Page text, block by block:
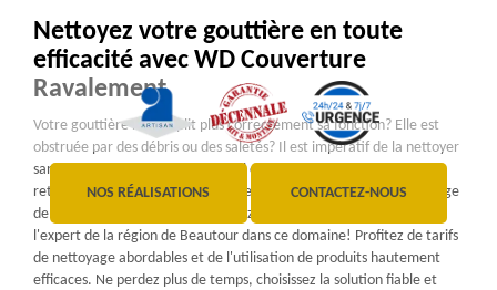
NOS RÉALISATIONS CONTACTEZ-NOUS
Nettoyez votre gouttière en toute
efficacité avec WD Couverture
Ravalement
Votre gouttière ne remplit plus correctement sa fonction? Elle est
obstruée par des débris ou des saletés? Il est impératif de la nettoyer
sans tarder! Avec un professionnel chevronné, votre gouttière
retrouvera son efficacité. Si vous recherchez un service de nettoyage
de gouttière impeccable, contactez WD Couverture Ravalement,
l'expert de la région de Beautour dans ce domaine! Profitez de tarifs
de nettoyage abordables et de l'utilisation de produits hautement
efficaces. Ne perdez plus de temps, choisissez la solution fiable et